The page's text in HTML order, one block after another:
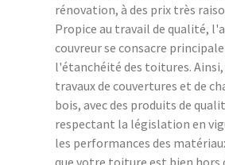
rénovation, à des prix très
Propice au travail de qualité,
couvreur se consacre
l'étanchéité des toitures.
travaux de couvertures et de
bois, avec des produits de
respectant la législation en
les performances des
que votre toiture est bien hors